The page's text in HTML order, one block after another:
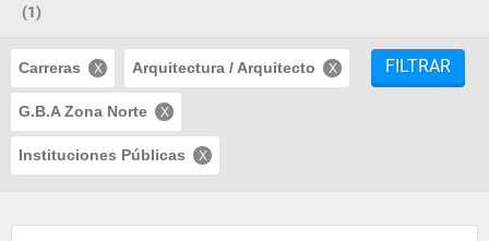
(1)
Carreras Arquitectura / Arquitecto
G.B.A Zona Norte
Instituciones Públicas
FILTRAR